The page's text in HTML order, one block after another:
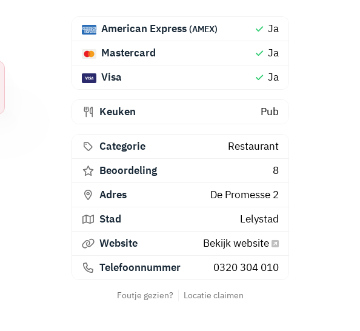
American Express (AMEX)
Ja
Mastercard
Ja
Visa
Ja
Keuken Pub
Categorie
Restaurant
Beoordeling
8
Adres
De Promesse 2
Stad
Lelystad
Website
Bekijk website
Telefoonnummer
0320 304 010
Foutje gezien? Locatie claimen